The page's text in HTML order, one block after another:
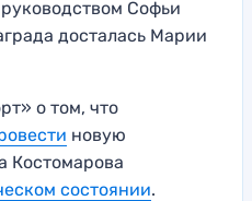
Софьи
досталась Марии
о том, что
новую
Костомарова
состоянии.